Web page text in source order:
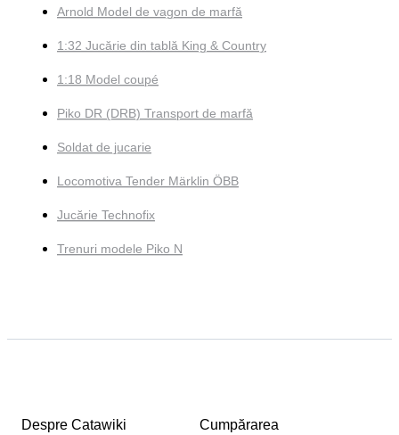
Arnold Model de vagon de marfă
1:32 Jucărie din tablă King & Country
1:18 Model coupé
Piko DR (DRB) Transport de marfă
Soldat de jucarie
Locomotiva Tender Märklin ÖBB
Jucărie Technofix
Trenuri modele Piko N
Despre Catawiki Cumpărarea